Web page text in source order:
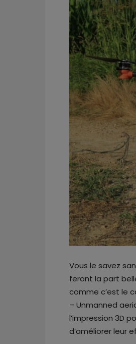
Vous le savez
feront la part
comme c’est le
– Unmanned
l’impression 3D
d’améliorer leur